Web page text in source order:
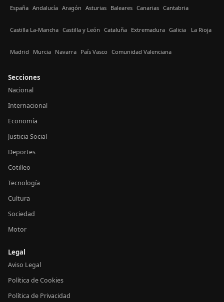
España Andalucía Aragón Asturias Baleares Canarias Cantabria
Castilla La-Mancha Castilla y León Cataluña Extremadura Galicia La Rioja
Madrid Murcia Navarra País Vasco Comunidad Valenciana
Secciones
Nacional
Internacional
Economía
Justicia Social
Deportes
Cotilleo
Tecnología
Cultura
Sociedad
Motor
Legal
Aviso Legal
Política de Cookies
Política de Privacidad